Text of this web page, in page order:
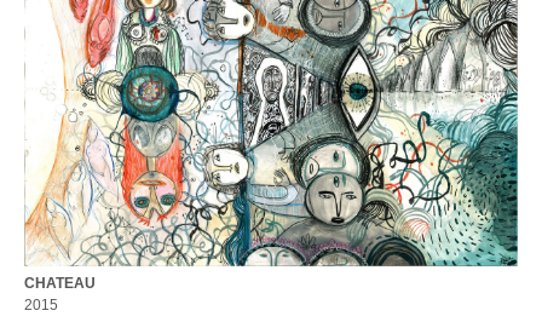
CHATEAU
2015